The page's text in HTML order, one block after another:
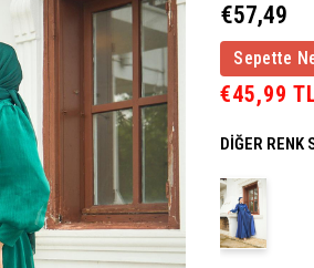
€57,49
Sepette
€45,99
DIĞER RENK